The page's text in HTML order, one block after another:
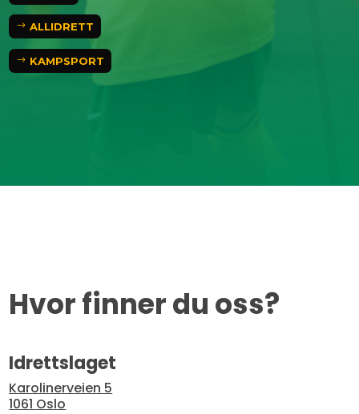
ALLIDRETT
KAMPSPORT
Hvor finner du oss?
Idrettslaget
Karolinerveien 5
1061 Oslo